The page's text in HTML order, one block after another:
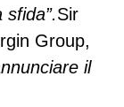
Sir
Group,
il